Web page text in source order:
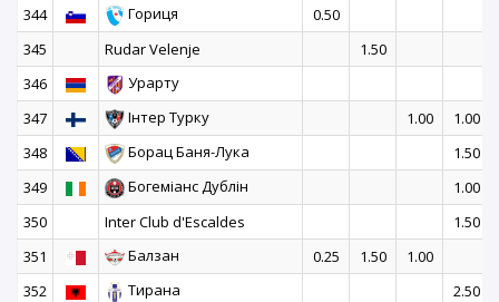
344
Гориця
0.50
345
Rudar Velenje
1.50
346
Урарту
347
Інтер Турку 1.00
1.00
348
Борац Баня-Лука
1.50
349
Богеміанс Дублін
1.00
350
Inter Club d'Escaldes
1.50
351
Балзан 0.25 1.50
1.00
352
Тирана
2.50